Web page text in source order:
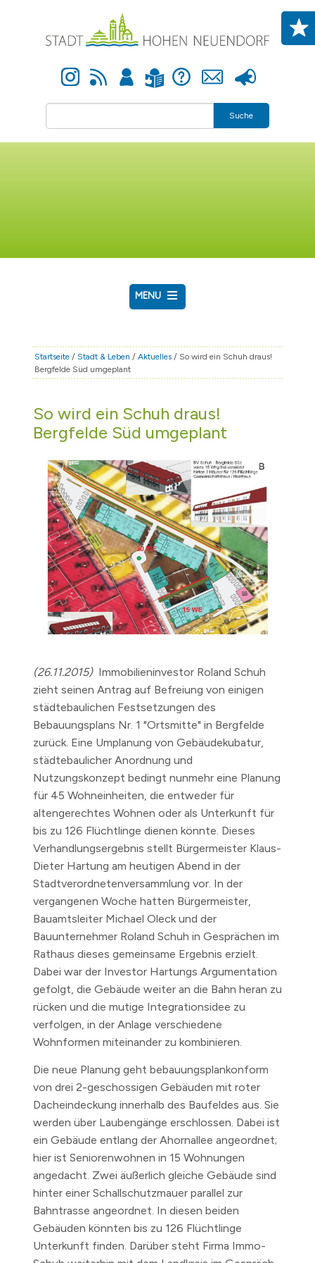
Instagram Newsfeed Anmelden Leichte Sprache Hilfe Kontakt Presse
Suche
MENU
RATHAUS & POLITIK
BÜRGERSERVICE
TOURISMUS
Startseite /Stadt & Leben /Aktuelles / So wird ein Schuh draus!
Bergfelde Süd umgeplant
So wird ein Schuh draus!
Bergfelde Süd umgeplant
(26.11.2015)Immobilieninvestor Roland Schuh
zieht seinen Antrag auf Befreiung von einigen
städtebaulichen Festsetzungen des
Bebauungsplans Nr. 1 "Ortsmitte" in Bergfelde
zurück. Eine Umplanung von Gebäudekubatur,
städtebaulicher Anordnung und
Nutzungskonzept bedingt nunmehr eine Planung
für 45 Wohneinheiten, die entweder für
altengerechtes Wohnen oder als Unterkunft für
bis zu 126 Flüchtlinge dienen könnte. Dieses
Verhandlungsergebnis stellt Bürgermeister Klaus-
Dieter Hartung am heutigen Abend in der
Stadtverordnetenversammlung vor. In der
vergangenen Woche hatten Bürgermeister,
Bauamtsleiter Michael Oleck und der
Bauunternehmer Roland Schuh in Gesprächen im
Rathaus dieses gemeinsame Ergebnis erzielt.
Dabei war der Investor Hartungs Argumentation
gefolgt, die Gebäude weiter an die Bahn heran zu
rücken und die mutige Integrationsidee zu
verfolgen, in der Anlage verschiedene
Wohnformen miteinander zu kombinieren.
Die neue Planung geht bebauungsplankonform
von drei 2-geschossigen Gebäuden mit roter
Dacheindeckung innerhalb des Baufeldes aus. Sie
werden über Laubengänge erschlossen. Dabei ist
ein Gebäude entlang der Ahornallee angeordnet;
hier ist Seniorenwohnen in 15 Wohnungen
angedacht. Zwei äußerlich gleiche Gebäude sind
hinter einer Schallschutzmauer parallel zur
Bahntrasse angeordnet. In diesen beiden
Gebäuden könnten bis zu 126 Flüchtlinge
Unterkunft finden. Darüber steht Firma Immo-